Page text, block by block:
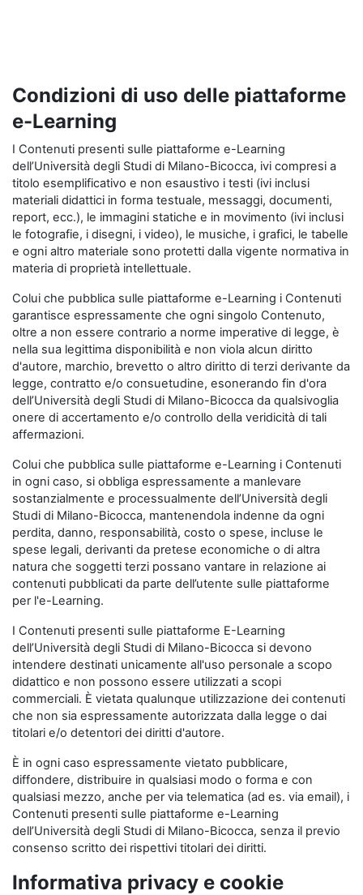
Condizioni di uso delle piattaforme
e-Learning
I Contenuti presenti sulle piattaforme e-Learning
dell’Università degli Studi di Milano-Bicocca, ivi compresi a
titolo esemplificativo e non esaustivo i testi (ivi inclusi
materiali didattici in forma testuale, messaggi, documenti,
report, ecc.), le immagini statiche e in movimento (ivi inclusi
le fotografie, i disegni, i video), le musiche, i grafici, le tabelle
e ogni altro materiale sono protetti dalla vigente normativa in
materia di proprietà intellettuale.
Colui che pubblica sulle piattaforme e-Learning i Contenuti
garantisce espressamente che ogni singolo Contenuto,
oltre a non essere contrario a norme imperative di legge, è
nella sua legittima disponibilità e non viola alcun diritto
d'autore, marchio, brevetto o altro diritto di terzi derivante da
legge, contratto e/o consuetudine, esonerando fin d'ora
dell’Università degli Studi di Milano-Bicocca da qualsivoglia
onere di accertamento e/o controllo della veridicità di tali
affermazioni.
Colui che pubblica sulle piattaforme e-Learning i Contenuti
in ogni caso, si obbliga espressamente a manlevare
sostanzialmente e processualmente dell’Università degli
Studi di Milano-Bicocca, mantenendola indenne da ogni
perdita, danno, responsabilità, costo o spese, incluse le
spese legali, derivanti da pretese economiche o di altra
natura che soggetti terzi possano vantare in relazione ai
contenuti pubblicati da parte dell’utente sulle piattaforme
per l'e-Learning.
I Contenuti presenti sulle piattaforme E-Learning
dell’Università degli Studi di Milano-Bicocca si devono
intendere destinati unicamente all'uso personale a scopo
didattico e non possono essere utilizzati a scopi
commerciali. È vietata qualunque utilizzazione dei contenuti
che non sia espressamente autorizzata dalla legge o dai
titolari e/o detentori dei diritti d'autore.
È in ogni caso espressamente vietato pubblicare,
diffondere, distribuire in qualsiasi modo o forma e con
qualsiasi mezzo, anche per via telematica (ad es. via email), i
Contenuti presenti sulle piattaforme e-Learning
dell’Università degli Studi di Milano-Bicocca, senza il previo
consenso scritto dei rispettivi titolari dei diritti.
Informativa privacy e cookie